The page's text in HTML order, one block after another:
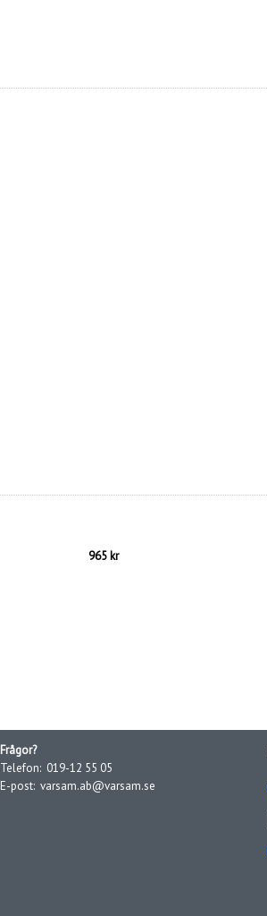
965 kr
Frågor?
Telefon: 019-12 55 05
E-post: varsam.ab@varsam.se